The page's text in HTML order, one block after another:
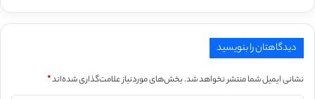
دیدگاهتان را بنویسید
نشانی ایمیل شما منتشر نخواهد شد.بخش‌های موردنیاز علامت‌گذاری شده‌اند*